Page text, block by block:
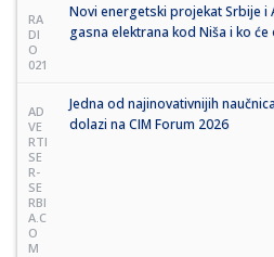
RA
DI
O
021
Novi energetski projekat Srbije i
gasna elektrana kod Niša i ko
AD
VE
RTI
SE
R-
SE
RBI
A.C
O
M
Jedna od najinovativnijih
dolazi na CIM Forum 2026